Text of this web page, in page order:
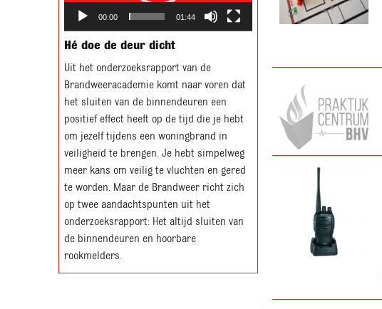
00:00 01:44
Hé doe de deur dicht
Uit het onderzoeksrapport van de
Brandweeracademie komt naar voren dat
het sluiten van de binnendeuren een
positief effect heeft op de tijd die je hebt
om jezelf tijdens een woningbrand in
veiligheid te brengen. Je hebt simpelweg
meer kans om veilig te vluchten en gered
te worden. Maar de Brandweer richt zich
op twee aandachtspunten uit het
onderzoeksrapport: Het altijd sluiten van
de binnendeuren en hoorbare
rookmelders.